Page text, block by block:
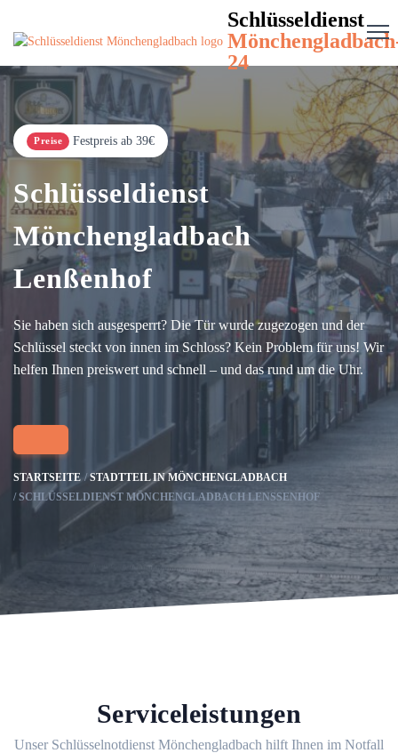
Schlüsseldienst
24
Preise Festpreis ab 39€
Schlüsseldienst
Mönchengladbach
Lenßenhof
Sie haben sich ausgesperrt? Die Tür wurde zugezogen und der
Schlüssel steckt von innen im Schloss? Kein Problem für uns! Wir
helfen Ihnen preiswert und schnell – und das rund um die Uhr.
STARTSEITE
STADTTEIL IN MÖNCHENGLADBACH
SCHLÜSSELDIENST MÖNCHENGLADBACH LENSSENHOF
Serviceleistungen
Unser Schlüsselnotdienst Mönchengladbach hilft Ihnen im Notfall